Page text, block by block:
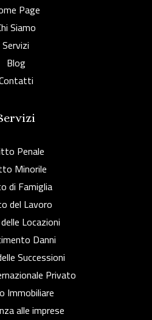
Page
Siamo
Servizi
Blog
Penale
Minorile
di Famiglia
del Lavoro
Locazioni
Danni
Successioni
Privato
Immobiliare
alle imprese